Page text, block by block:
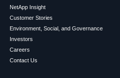
NetApp Insight
Customer Stories
Environment, Social, and Governance
Investors
Careers
Contact Us